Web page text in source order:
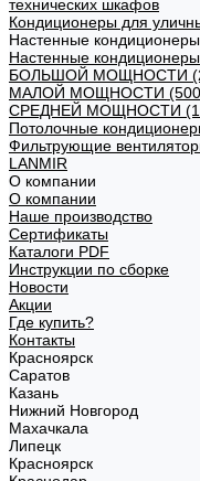
технических шкафов
Кондиционеры для
Настенные кондиционеры
Настенные кондиционеры
БОЛЬШОЙ МОЩНОСТИ
МАЛОЙ МОЩНОСТИ
СРЕДНЕЙ МОЩНОСТИ
Потолочные
Фильтрующие
LANMIR
О компании
О компании
Наше производство
Сертификаты
Каталоги PDF
Инструкции по сборке
Новости
Акции
Где купить?
Контакты
Красноярск
Саратов
Казань
Нижний Новгород
Махачкала
Липецк
Красноярск